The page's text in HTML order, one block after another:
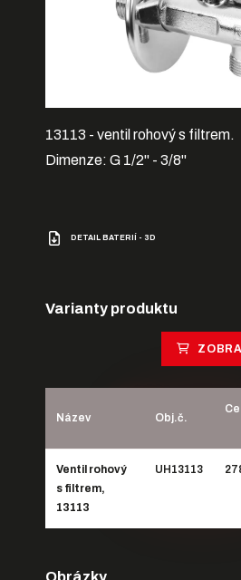
Obrázky
13113 - ventil rohový s filtrem.
Dimenze: G 1/2" - 3/8"
DETAIL BATERIÍ - 3D
Varianty produktu
Název Obj.č.
Ventil rohový
s filtrem,
13113
UH13113